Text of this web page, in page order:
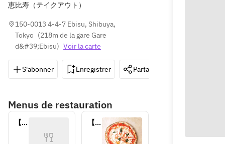
恵比寿（テイクアウト）
150-0013 4-4-7 Ebisu, Shibuya,
Tokyo (218m de la gare Gare
d&#39;Ebisu) Voir la carte
S'abonner Enregistrer Partager
Menus de restauration
【テ
【テ